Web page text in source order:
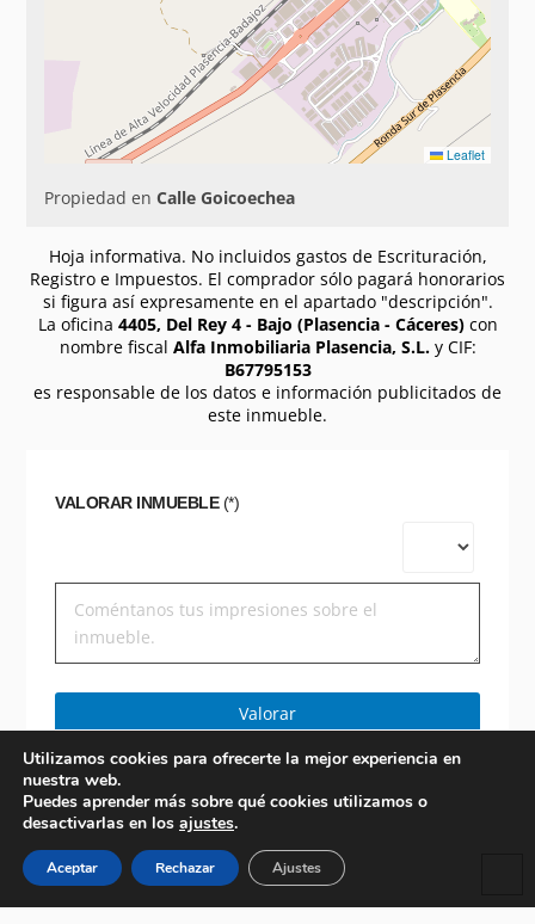
Leaflet
Propiedad enCalle Goicoechea
Hoja informativa. No incluidos gastos de Escrituración,
Registro e Impuestos. El comprador sólo pagará honorarios
si figura así expresamente en el apartado "descripción".
La oficina 4405, Del Rey 4 - Bajo (Plasencia - Cáceres)con
nombre fiscal Alfa Inmobiliaria Plasencia, S.L.y CIF:
B67795153
es responsable de los datos e información publicitados de
este inmueble.
VALORAR INMUEBLE(*)
Valorar
Utilizamos cookies para ofrecerte la mejor experiencia en
nuestra web.
Puedes aprender más sobre qué cookies utilizamos o
desactivarlas en los ajustes.
Aceptar Rechazar Ajustes